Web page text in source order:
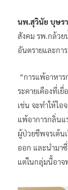
นพ.สุวินัย บุษร
สังคม รพ.กล้วย
อันตรายและกา
“การแพ้อาหา
ระคายเคืองที่เ
เช่น จะทำให้ไ
แพ้อาการกลิ่น
ผู้ป่วยชีพจรเต้น
ออก และนำมา
แต่ในกลุ่มนี้อา